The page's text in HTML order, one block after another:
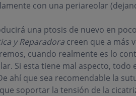
con una periareolar
una ptosis de nuevo en
y Reparadoracreen que a más
cuando realmente es lo
Si esta tiene mal aspecto, todo
ahí que sea recomendable la
soportar la tensión de la